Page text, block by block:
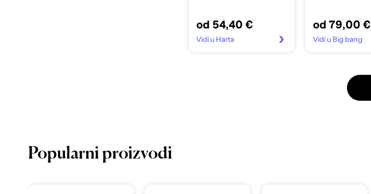
od 54,40 €
Vidi u Harta
od 79,00 €
Vidi u Big bang
Popularni proizvodi